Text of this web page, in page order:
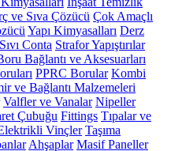
ve Sıva Çözücü Çok Amaçlı
Yapı Kimyasalları Derz
Sıvı Conta Strafor Yapıştırılar
Bağlantı ve Aksesuarları
PPRC Borular Kombi
ve Bağlantı Malzemeleri
Valfler ve Vanalar Nipeller
Çubuğu Fittings Tıpalar ve
Vinçler Taşıma
Ahşaplar Masif Paneller